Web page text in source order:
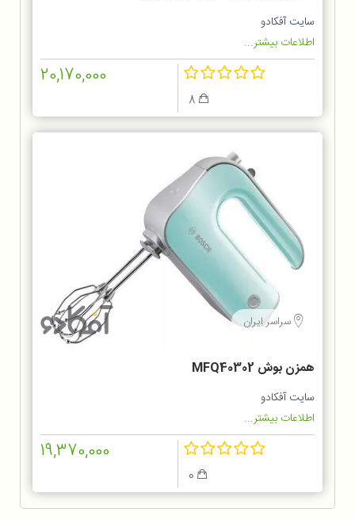
سایت آفکادو
اطلاعات بیشتر...
20,170,000
سراسر ایران
همزن بوش MFQ40302
سایت آفکادو
اطلاعات بیشتر...
19,370,000